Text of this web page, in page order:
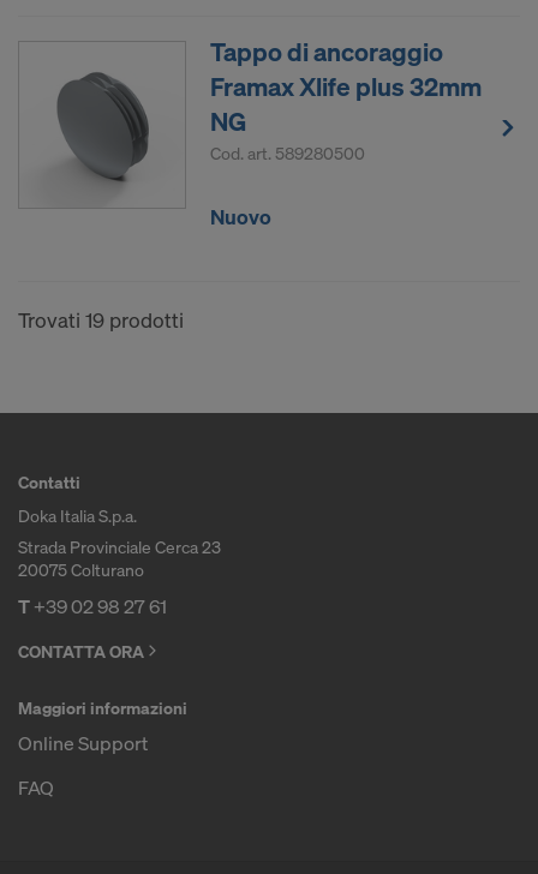
Tappo di ancoraggio
Framax Xlife plus 32mm
NG
Cod. art. 589280500
Nuovo
Trovati 19 prodotti
Contatti
Doka Italia S.p.a.
Strada Provinciale Cerca 23
20075 Colturano
T+39 02 98 27 61
CONTATTA ORA
Maggiori informazioni
Online Support
FAQ